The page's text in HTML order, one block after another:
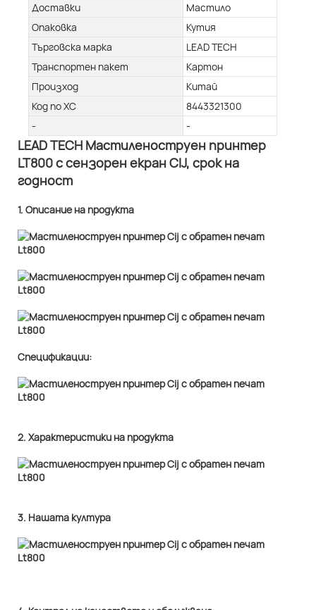
Доставки
Мастило
Опаковка
Кутия
Търговска марка
LEAD TECH
Транспортен пакет
Картон
Произход
Китай
Код по ХС
8443321300
-
-
LEAD TECH Мастиленоструен принтер
LT800 с сензорен екран CIJ, срок на
годност
1. Описание на продукта
Спецификации:
2. Характеристики на продукта
3. Нашата култура